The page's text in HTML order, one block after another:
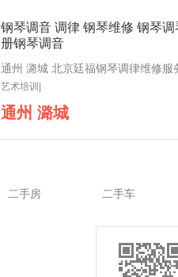
钢琴调音 调律 钢琴维修 钢琴调
册钢琴调音
艺术培训|
通州 潞城
二手房 二手车